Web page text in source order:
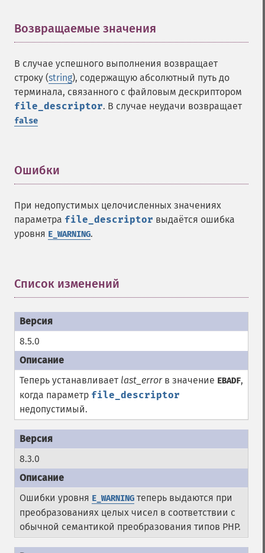
Возвращаемые значения
В случае успешного выполнения возвращает
строку (string), содержащую абсолютный путь до
терминала, связанного с файловым дескриптором
file_descriptor. В случае неудачи возвращает
false
Ошибки
При недопустимых целочисленных значениях
параметра file_descriptor выдаётся ошибка
уровня E_WARNING.
Список изменений
8.5.0
Теперь устанавливает last_errorв значение EBADF,
когда параметр file_descriptor
недопустимый.
8.3.0
Ошибки уровня E_WARNING теперь выдаются при
преобразованиях целых чисел в соответствии с
обычной семантикой преобразования типов PHP.